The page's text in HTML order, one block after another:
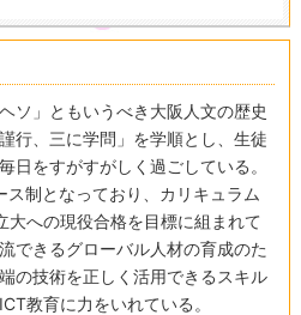
ソ」ともいうべき大阪人文の歴史
行、三に学問」を学順とし、生徒
日をすがすがしく過ごしている。
制となっており、カリキュラム
大への現役合格を目標に組まれて
できるグローバル人材の育成のた
の技術を正しく活用できるスキル
教育に力をいれている。